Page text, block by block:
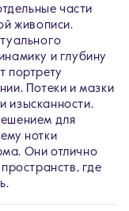
части
живописи.
и глубину
портрету
Потеки и мазки
изысканности.
для
нотки
Они отлично
где